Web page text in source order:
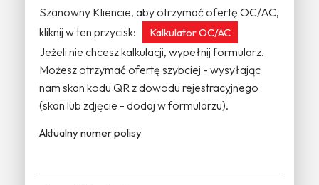
Szanowny Kliencie, aby otrzymać ofertę OC/AC,
kliknij w ten przycisk:
Kalkulator OC/AC
Jeżeli nie chcesz kalkulacji, wypełnij formularz.
Możesz otrzymać ofertę szybciej - wysyłając
nam skan kodu QR z dowodu rejestracyjnego
(skan lub zdjęcie - dodaj w formularzu).
Aktualny numer polisy